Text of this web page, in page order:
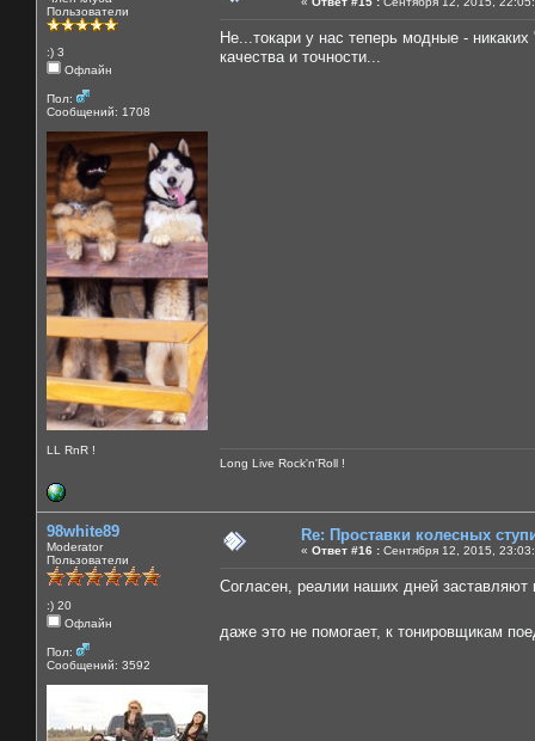
Пользователи
:) 3
Офлайн
Пол:
Сообщений: 1708
LL RnR !
Не...токари у нас теперь модные -
качества и точности...
Long Live Rock'n'Roll !
98white89
Moderator
Пользователи
:) 20
Офлайн
Пол:
Сообщений: 3592
Re: Проставки колесных
« Ответ #16 : Сентября 12, 2015,
Согласен, реалии наших дней
даже это не помогает, к тонировщикам